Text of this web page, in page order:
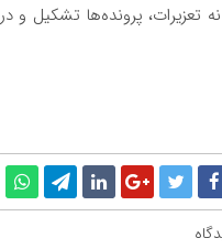
پرونده‌ها تشکیل و در